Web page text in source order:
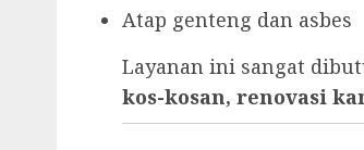
Atap genteng dan asbes
Layanan ini sangat
kos-kosan, renovasi